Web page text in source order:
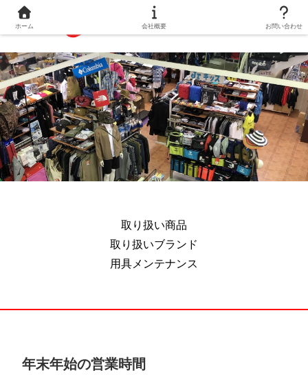
取り扱い商品
取り扱いブランド
用具メンテナンス
年末年始の営業時間
ホーム 会社概要 お問い合わせ